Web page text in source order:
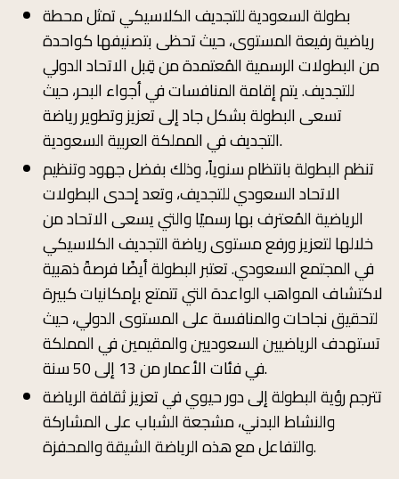
بطولة السعودية للتجديف الكلاسيكي تمثل محطة
رياضية رفيعة المستوى، حيث تحظى بتصنيفها كواحدة
من البطولات الرسمية المُعتمدة من قِبل الاتحاد الدولي
للتجديف. يتم إقامة المنافسات في أجواء البحر، حيث
تسعى البطولة بشكل جاد إلى تعزيز وتطوير رياضة
التجديف في المملكة العربية السعودية.​
تنظم البطولة بانتظام سنوياً، وذلك بفضل جهود وتنظيم
الاتحاد السعودي للتجديف، وتعد إحدى البطولات
الرياضية المُعترف بها رسميًا والتي يسعى الاتحاد من
خلالها لتعزيز ورفع مستوى رياضة التجديف الكلاسيكي
في المجتمع السعودي. تعتبر البطولة أيضًا فرصةً ذهبية
لاكتشاف المواهب الواعدة التي تتمتع بإمكانيات كبيرة
لتحقيق نجاحات والمنافسة على المستوى الدولي، حيث
تستهدف الرياضيين السعوديين والمقيمين في المملكة
في فئات الأعمار من 13 إلى 50 سنة.​
تترجم رؤية البطولة إلى دور حيوي في تعزيز ثقافة الرياضة
والنشاط البدني، مشجعة الشباب على المشاركة
والتفاعل مع هذه الرياضة الشيقة والمحفزة.​